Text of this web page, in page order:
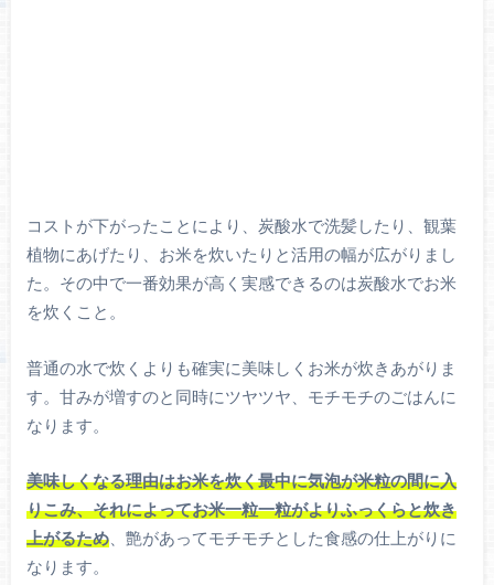
コストが下がったことにより、炭酸水で洗髪したり、観葉
植物にあげたり、お米を炊いたりと活用の幅が広がりまし
た。その中で一番効果が高く実感できるのは炭酸水でお米
を炊くこと。
普通の水で炊くよりも確実に美味しくお米が炊きあがりま
す。甘みが増すのと同時にツヤツヤ、モチモチのごはんに
なります。
美味しくなる理由はお米を炊く最中に気泡が米粒の間に入
りこみ、それによってお米一粒一粒がよりふっくらと炊き
上がるため、艶があってモチモチとした食感の仕上がりに
なります。